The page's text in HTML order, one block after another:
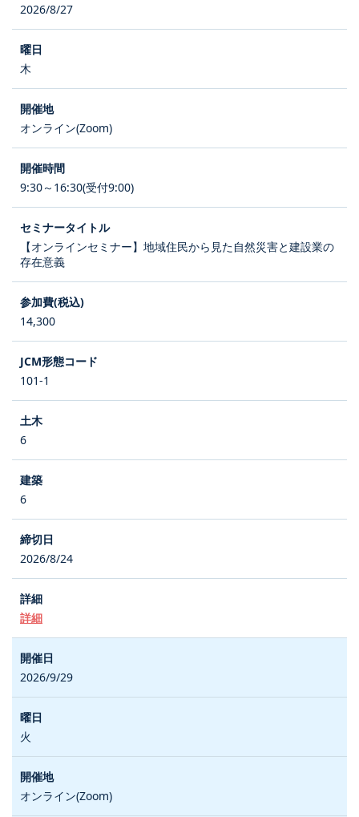
2026/8/27
木
オンライン(Zoom)
9:30～16:30(受付9:00)
【オンラインセミナー】地域住民から見た自然災害と建設業の
存在意義
14,300
101-1
6
6
2026/8/24
詳細
2026/9/29
火
オンライン(Zoom)